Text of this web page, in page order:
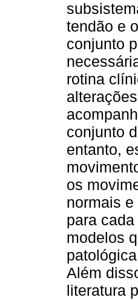
tendão e
conjunto
rotina
conjunto
entanto,
os
normais
para
modelos
Além
literatura